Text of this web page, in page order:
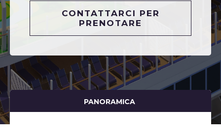
CONTATTARCI PER
PRENOTARE
PANORAMICA